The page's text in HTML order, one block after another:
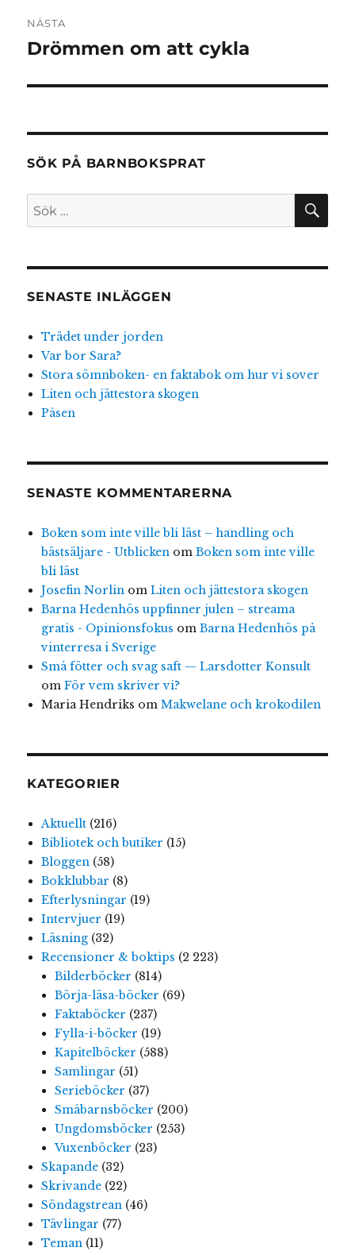
NÄSTA
Nästa
Drömmen om att cykla
SÖK PÅ BARNBOKSPRAT
SENASTE INLÄGGEN
Trädet under jorden
Var bor Sara?
Stora sömnboken- en faktabok om hur vi sover
Liten och jättestora skogen
Påsen
SENASTE KOMMENTARERNA
Boken som inte ville bli läst – handling och
bästsäljare - Utblicken om Boken som inte ville
bli läst
Josefin Norlin om Liten och jättestora skogen
Barna Hedenhös uppfinner julen – streama
gratis - Opinionsfokus om Barna Hedenhös på
vinterresa i Sverige
Små fötter och svag saft — Larsdotter Konsult
om För vem skriver vi?
Maria Hendriks om Makwelane och krokodilen
KATEGORIER
Aktuellt(216)
Bibliotek och butiker (15)
Bloggen(58)
Bokklubbar (8)
Efterlysningar (19)
Intervjuer (19)
Läsning(32)
Recensioner & boktips (2 223)
Bilderböcker (814)
Börja-läsa-böcker (69)
Faktaböcker (237)
Fylla-i-böcker (19)
Kapitelböcker (588)
Samlingar (51)
Serieböcker (37)
Småbarnsböcker (200)
Ungdomsböcker (253)
Vuxenböcker (23)
Skapande(32)
Skrivande(22)
Söndagstrean(46)
Tävlingar (77)
Teman(11)